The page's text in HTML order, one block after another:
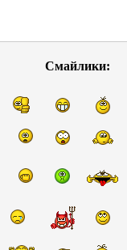
Смайлики: